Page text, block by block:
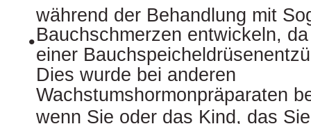
•
während der Behandlung mit
Bauchschmerzen entwickeln,
einer
Dies wurde bei anderen
Wachstumshormonpräparaten
wenn Sie oder das Kind, das